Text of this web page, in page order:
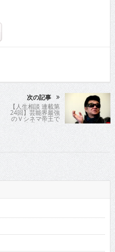
次の記事
【人生相談 連載第
24回】芸能界最強
のＶシネマ帝王で
ある俳優の小沢仁
志氏が時に優し
く、時に厳しく歯
切れよく人生指
南！